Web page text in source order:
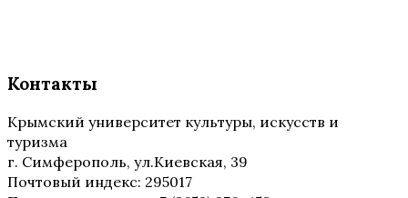
Контакты
Крымский университет культуры, искусств и
туризма
г. Симферополь, ул.Киевская, 39
Почтовый индекс: 295017